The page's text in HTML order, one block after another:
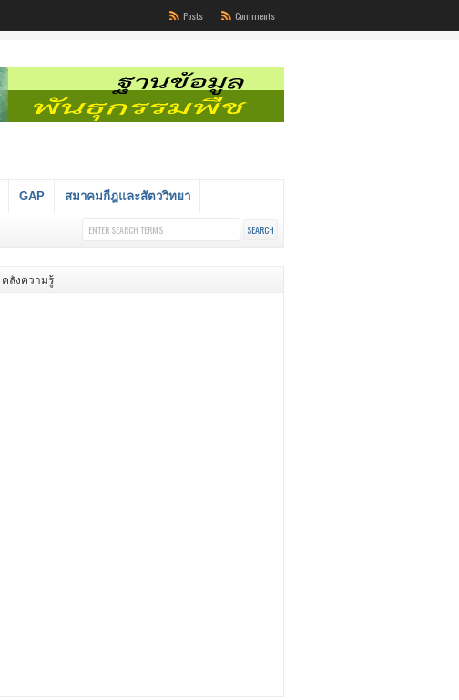
Comments
Posts
GAP สมาคมกีฎและสัตววิทยา
คลังความรู้